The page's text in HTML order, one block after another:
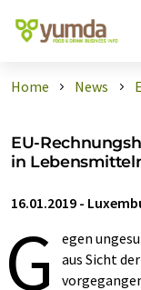
Home News
EU-
in
16.01.2019 -
G egen
aus Sicht